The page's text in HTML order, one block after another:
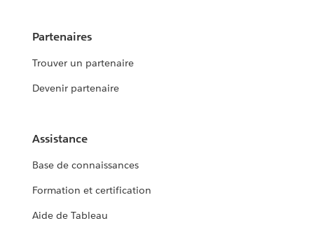
Partenaires
Trouver un partenaire
Devenir partenaire
Assistance
Base de connaissances
Formation et certification
Aide de Tableau